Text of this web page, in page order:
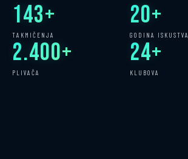
143+
TAKMIČENJA
20+
GODINA ISKUSTVA
2.400+
PLIVAČA
24+
KLUBOVA